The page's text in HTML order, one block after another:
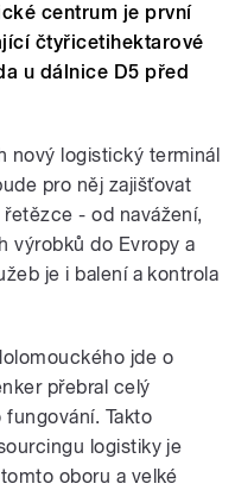
centrum je první
čtyřicetihektarové
u dálnice D5 před
nový logistický terminál
pro něj zajišťovat
- od navážení,
výrobků do Evropy a
je i balení a kontrola
jde o
přebral celý
Takto
logistiky je
oboru a velké